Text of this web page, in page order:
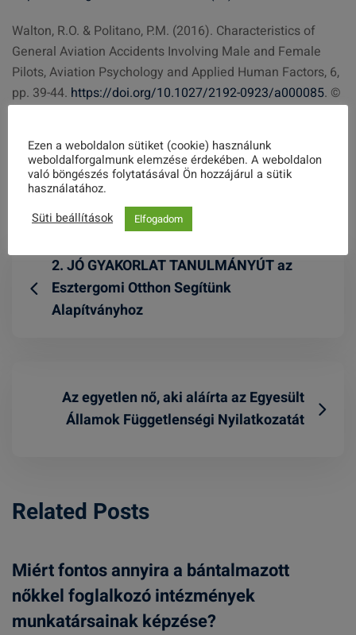
Walton, R.O. & Politano, P.M. (2016). Characteristics of
General Aviation Accidents Involving Male and Female
Pilots, Aviation Psychology and Applied Human Factors, 6,
pp. 39-44. https://doi.org/10.1027/2192-0923/a000085. ©
Share this post
2. JÓ GYAKORLAT TANULMÁNYÚT az
Esztergomi Otthon Segítünk
Alapítványhoz
Az egyetlen nő, aki aláírta az Egyesült
Államok Függetlenségi Nyilatkozatát
Related Posts
Miért fontos annyira a bántalmazott
nőkkel foglalkozó intézmények
munkatársainak képzése?
Ezen a weboldalon sütiket (cookie) használunk
weboldalforgalmunk elemzése érdekében. A weboldalon
való böngészés folytatásával Ön hozzájárul a sütik
használatához.
Süti beállítások
Elfogadom